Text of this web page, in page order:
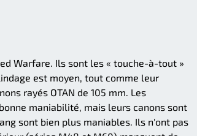
Warfare. Ils sont les « touche-à-tout »
est moyen, tout comme leur
rayés OTAN de 105 mm. Les
maniabilité, mais leurs canons sont
sont bien plus maniables. Ils n'ont pas